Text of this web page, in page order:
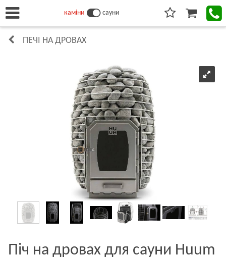
каміни сауни
ПЕЧІ НА ДРОВАХ
Піч на дровах для сауни Huum